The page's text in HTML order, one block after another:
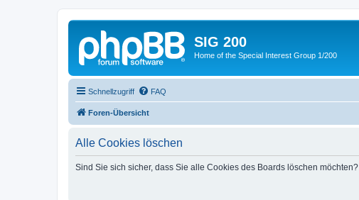
SIG 200
Home of the Special Interest Group 1/200
Schnellzugriff FAQ
Foren-Übersicht
Alle Cookies löschen
Sind Sie sich sicher, dass Sie alle Cookies des Boards löschen möchten?